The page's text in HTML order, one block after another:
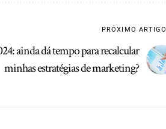
PRÓXIMO
ainda dá tempo para recalcular
minhas estratégias de marketing?